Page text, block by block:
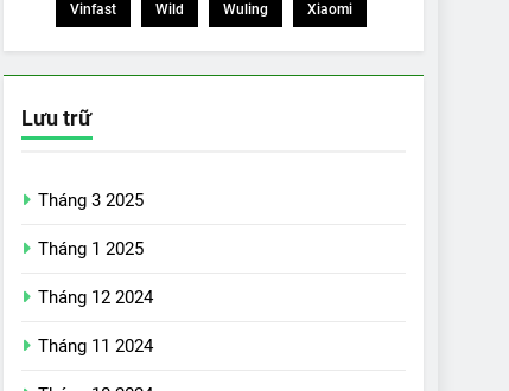
Vinfast Wild Wuling Xiaomi
Lưu trữ
Tháng 3 2025
Tháng 1 2025
Tháng 12 2024
Tháng 11 2024